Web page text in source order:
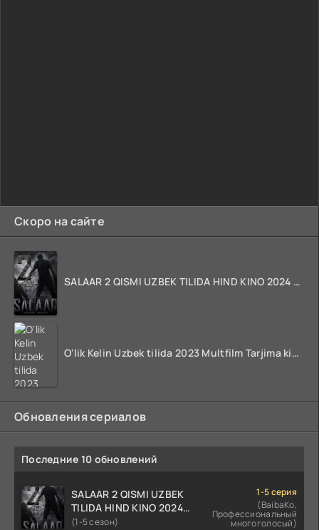
Скоро на сайте
SALAAR 2 QISMI UZBEK TILIDA HIND KINO 2024 TARJIMA 720p HD Skachat
O'lik Kelin Uzbek tilida 2023 Multfilm Tarjima kino skachat
Обновления сериалов
Последние 10 обновлений
SALAAR 2 QISMI UZBEK
TILIDA HIND KINO 2024
TARJIMA 720p HD Skachat
(1-5 сезон)
1-5 серия
(BaibaKo,
Профессиональный
многоголосый)